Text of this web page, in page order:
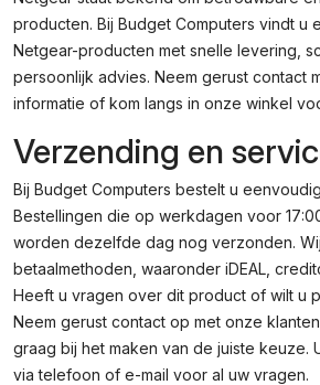
producten. Bij Budget Computers vindt u
Netgear-producten met snelle levering,
persoonlijk advies. Neem gerust contact
informatie of kom langs in onze winkel
Verzending en
Bij Budget Computers bestelt u
Bestellingen die op werkdagen voor
worden dezelfde dag nog verzonden.
betaalmethoden, waaronder iDEAL,
Heeft u vragen over dit product of wilt u
Neem gerust contact op met onze
graag bij het maken van de juiste keuze.
via telefoon of e-mail voor al uw vragen.